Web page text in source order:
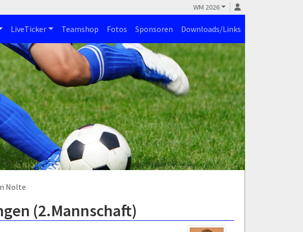
WM 2026
LiveTicker Teamshop Fotos Sponsoren Downloads/Links
Nolte
(2.Mannschaft)